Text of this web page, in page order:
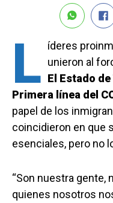
L íderes
unieron al
El Estado
Primera línea del
papel de los
coincidieron en que
esenciales, pero no
“Son nuestra gente,
quienes nosotros